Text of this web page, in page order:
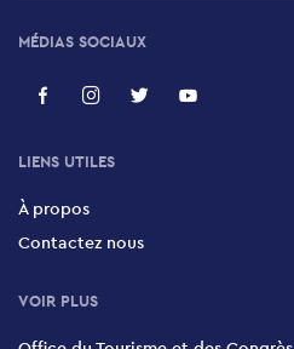
MÉDIAS SOCIAUX
LIENS UTILES
À propos
Contactez nous
VOIR PLUS